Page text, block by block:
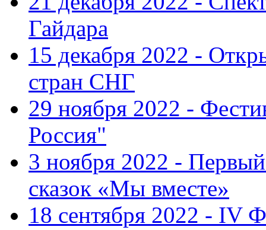
Гайдара
15 декабря 2022 -
стран СНГ
29 ноября 2022 -
Россия"
3 ноября 2022 -
сказок «Мы вместе»
18 сентября 2022 - IV